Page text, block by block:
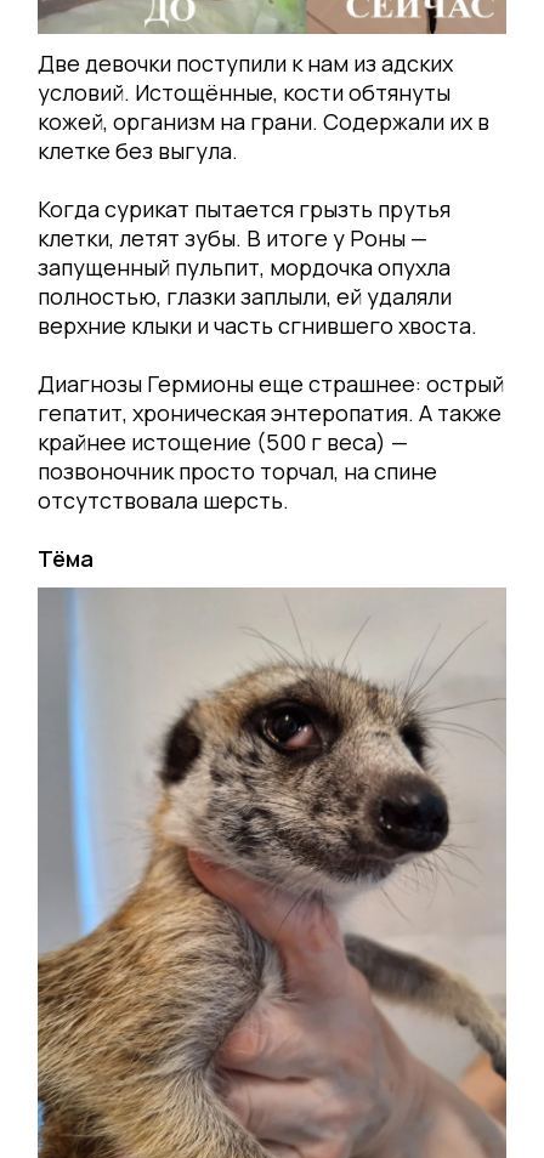
Две девочки поступили к нам из адских
условий. Истощённые, кости обтянуты
кожей, организм на грани. Содержали их в
клетке без выгула.
Когда сурикат пытается грызть прутья
клетки, летят зубы. В итоге у Роны —
запущенный пульпит, мордочка опухла
полностью, глазки заплыли, ей удаляли
верхние клыки и часть сгнившего хвоста.
Диагнозы Гермионы еще страшнее: острый
гепатит, хроническая энтеропатия. А также
крайнее истощение (500 г веса) —
позвоночник просто торчал, на спине
отсутствовала шерсть.
Тёма